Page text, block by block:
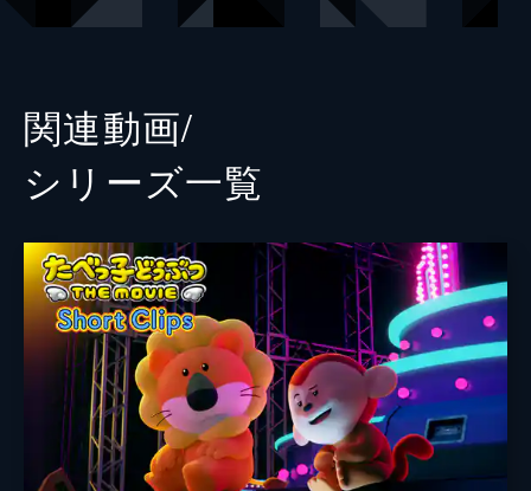
関連動画/
シリーズ⼀覧